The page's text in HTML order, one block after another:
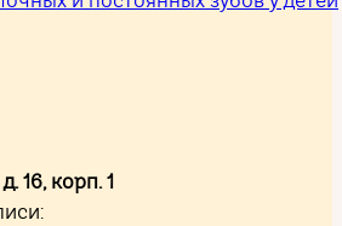
16, корп. 1